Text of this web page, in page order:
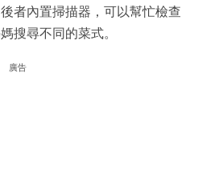
者內置掃描器，可以幫忙檢查
搜尋不同的菜式。
廣告